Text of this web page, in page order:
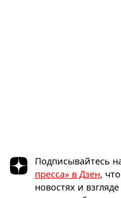
Подписывайтесь
пресса» в Дзен,
новостях и